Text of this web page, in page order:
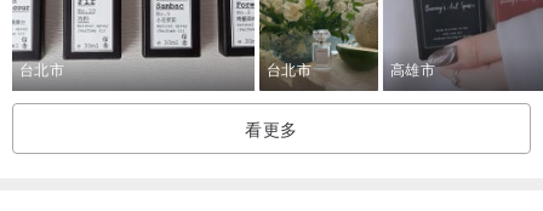
台北市 台北市 高雄市
看更多